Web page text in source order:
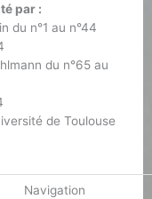
par :
du n°1 au n°44
du n°65 au
de Toulouse
Navigation